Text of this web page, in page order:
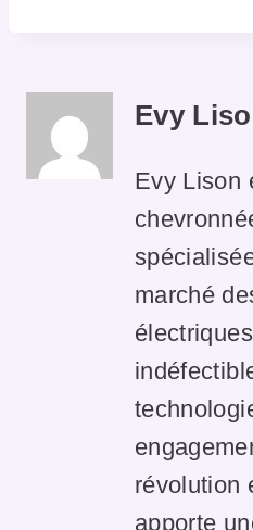
Evy
Evy Lison
marché
révolution
apporte